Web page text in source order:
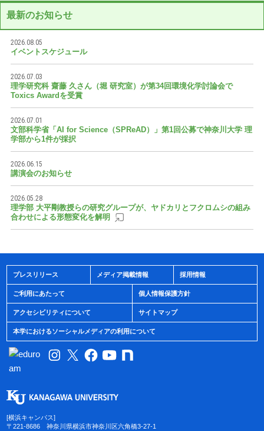
最新のお知らせ
2026.08.05
イベントスケジュール
2026.07.03
理学研究科 齋藤 久さん（堀 研究室）が第34回環境化学討論会で
Toxics Awardを受賞
2026.07.01
文部科学省「AI for Science（SPReAD）」第1回公募で神奈川大学 理
学部から1件が採択
2026.06.15
講演会のお知らせ
2026.05.28
理学部 大平剛教授らの研究グループが、ヤドカリとフクロムシの組み
合わせによる形態変化を解明
プレスリリース メディア掲載情報 採用情報
ご利用にあたって 個人情報保護方針
アクセシビリティについて サイトマップ
本学におけるソーシャルメディアの利用について
[横浜キャンパス]
〒221-8686 神奈川県横浜市神奈川区六角橋3-27-1